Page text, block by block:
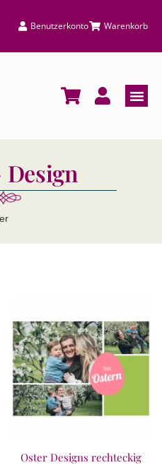
Benutzerkonto Warenkorb
Oster Designs rechteckig